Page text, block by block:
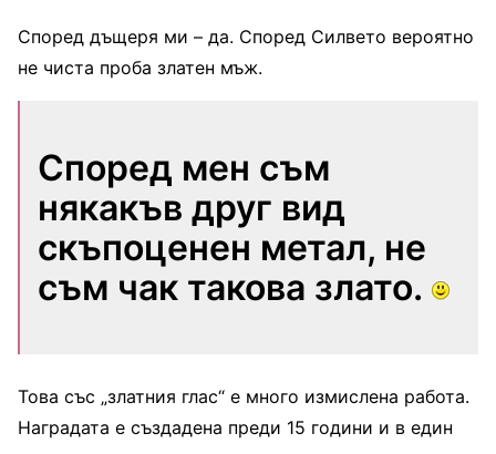
Според дъщеря ми – да. Според Силвето вероятно
не чиста проба златен мъж.
Според мен съм
някакъв друг вид
скъпоценен метал, не
съм чак такова злато.
Това със „златния глас“ е много измислена работа.
Наградата е създадена преди 15 години и в един